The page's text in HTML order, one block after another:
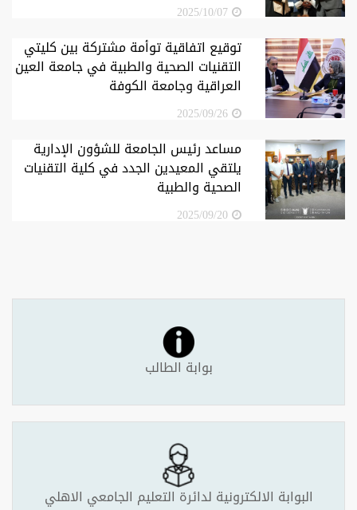
2025/10/07
توقيع اتفاقية توأمة مشتركة بين كليتي
التقنيات الصحية والطبية في جامعة العين
العراقية وجامعة الكوفة
2025/09/26
مساعد رئيس الجامعة للشؤون الإدارية
يلتقي المعيدين الجدد في كلية التقنيات
الصحية والطبية
2025/09/20
بوابة الطالب
البوابة الالكترونية لدائرة التعليم الجامعي الاهلي